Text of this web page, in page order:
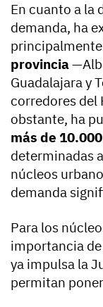
En cuanto a
demanda, ha
provincia
Guadalajara y
corredores del
obstante, ha
más de
determinadas
núcleos
demanda
Para los
importancia
ya impulsa la
permitan